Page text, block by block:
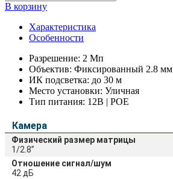
В корзину
Характеристика
Особенности
Разрешение: 2 Мп
Объектив: Фиксированный 2.8 мм
ИК подсветка: до 30 м
Место установки: Уличная
Тип питания: 12В | POE
Камера
Физический размер матрицы
1/2.8”
Отношение сигнал/шум
42 дБ